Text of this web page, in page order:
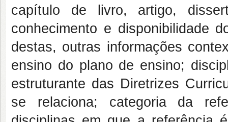
capítulo de livro, artigo,
conhecimento e disponibilidade
destas, outras informações
ensino do plano de ensino;
estruturante das Diretrizes
se relaciona; categoria da